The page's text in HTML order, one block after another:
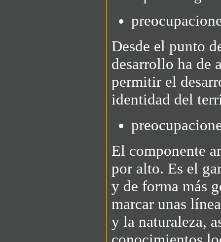
Desde el punto
desarrollo ha de
permitir el
identidad del
El componente
por alto. Es el
y de forma más
marcar unas
y la naturaleza,